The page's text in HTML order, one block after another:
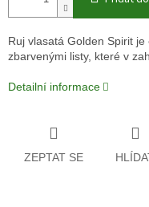
Ruj vlasatá Golden Spirit
zbarvenými listy, které v
Detailní informace
ZEPTAT SE